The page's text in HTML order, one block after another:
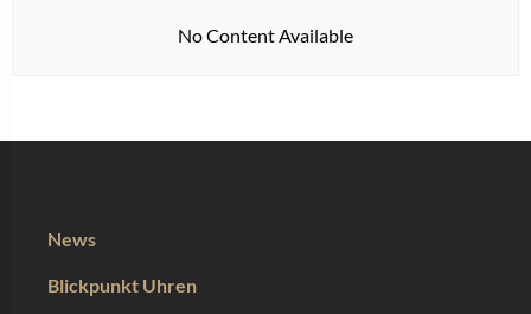
No Content Available
News
Blickpunkt Uhren